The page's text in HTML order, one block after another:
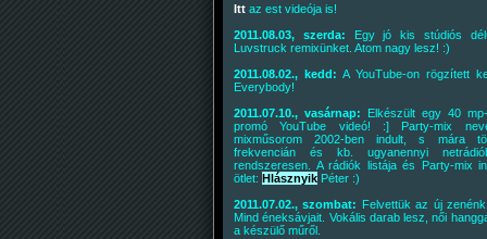
Itt az est videója is!
2011.08.03, szerda: Egy jó kis stúdiós
Luvstruck remixünket. Atom nagy lesz! :)
2011.08.02., kedd: A YouTube-on rögzített
Everybody!
2011.07.10., vasárnap: Elkészült egy 40
promó YouTube videó! :] Party-mix
mixműsorom 2002-ben indult, s mára
frekvencián és kb. ugyanennyi
rendszeresen. A rádiók listája és Party-mix
ötlet: Hlásznyik Péter :)
2011.07.02., szombat:
Felvettük az új
Mind éneksávjait. Vokális darab lesz, női
a készülő műről.